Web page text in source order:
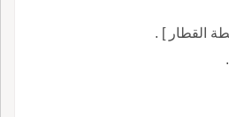
القطار ] .